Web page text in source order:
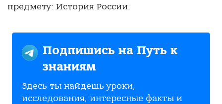
предмету: История России.
Подпишись на Путь к
знаниям
Здесь ты найдешь уроки,
исследования, интересные факты и